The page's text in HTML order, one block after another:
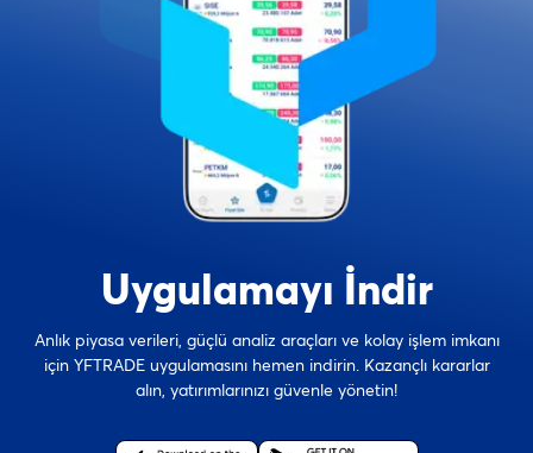
Uygulamayı İndir
Anlık piyasa verileri, güçlü analiz araçları ve kolay işlem imkanı
için YFTRADE uygulamasını hemen indirin. Kazançlı kararlar
alın, yatırımlarınızı güvenle yönetin!